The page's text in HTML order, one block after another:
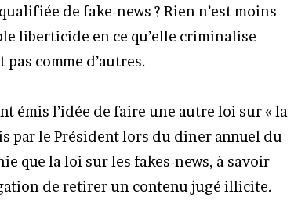
de fake-news ? Rien n’est moins
liberticide en ce qu’elle criminalise
comme d’autres.
émis l’idée de faire une autre loi sur « la
par le Président lors du diner annuel du
que la loi sur les fakes-news, à savoir
de retirer un contenu jugé illicite.